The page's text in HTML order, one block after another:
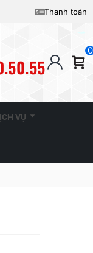
Thanh toán
0
VỤ